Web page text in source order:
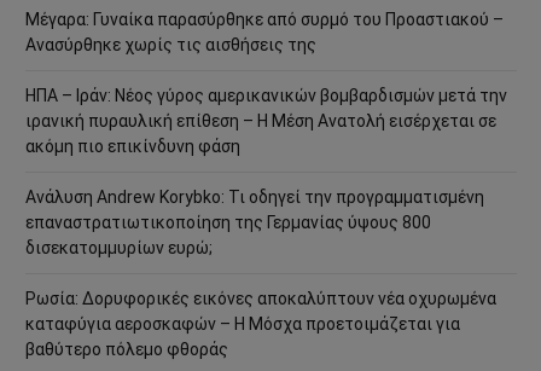
Μέγαρα: Γυναίκα παρασύρθηκε από συρμό του Προαστιακού –
Ανασύρθηκε χωρίς τις αισθήσεις της
ΗΠΑ – Ιράν: Νέος γύρος αμερικανικών βομβαρδισμών μετά την
ιρανική πυραυλική επίθεση – Η Μέση Ανατολή εισέρχεται σε
ακόμη πιο επικίνδυνη φάση
Ανάλυση Andrew Korybko: Τι οδηγεί την προγραμματισμένη
επαναστρατιωτικοποίηση της Γερμανίας ύψους 800
δισεκατομμυρίων ευρώ;
Ρωσία: Δορυφορικές εικόνες αποκαλύπτουν νέα οχυρωμένα
καταφύγια αεροσκαφών – Η Μόσχα προετοιμάζεται για
βαθύτερο πόλεμο φθοράς